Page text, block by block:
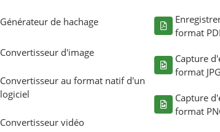
Générateur de hachage
Convertisseur d'image
Convertisseur au format natif d'un
logiciel
Convertisseur vidéo
format
Capture
format JPG
Capture
format